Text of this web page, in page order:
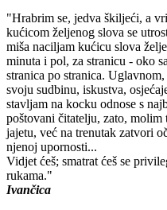
"Hrabrim se, jedva škiljeći, a
kućicom željenog slova se
miša naciljam kućicu slova
minuta i pol, za stranicu - oko
stranica po stranica.
svoju sudbinu, iskustva,
stavljam na kocku odnose s
poštovani čitatelju, zato, molim
jajetu, već na trenutak zatvori
njenoj upornosti...
Vidjet ćeš; smatrat ćeš se
rukama."
Ivančica